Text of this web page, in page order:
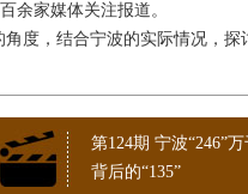
余家媒体关注报道。
度，结合宁波的实际情况，
第124期 宁波“246”
背后的“135”